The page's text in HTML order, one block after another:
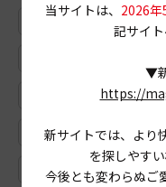
# 西七条 # 宇治茶
# 同時代ギャラリー
# 洋食惣菜 # 寺町
# SDGs # イオンモ
当サイトは、 2026年
記サイト
▼
https://
新サイトでは、より
を探しやす
今後とも変わらぬご